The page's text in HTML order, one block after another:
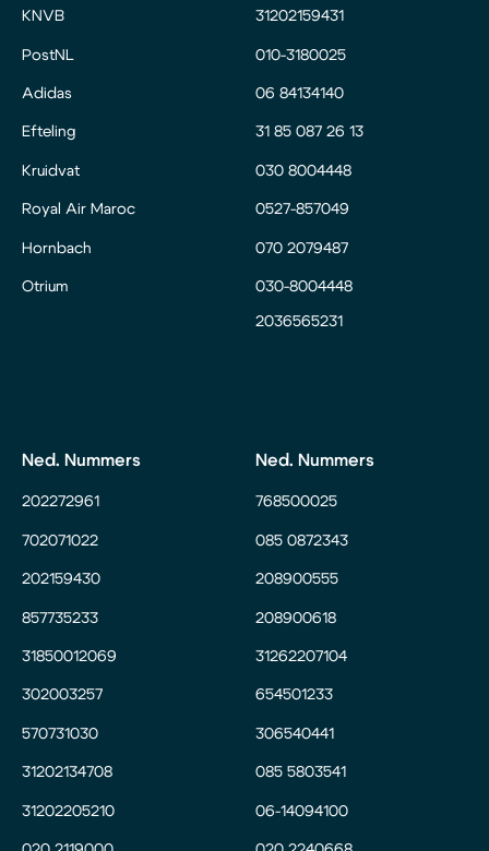
KNVB
PostNL
Adidas
Efteling
Kruidvat
Royal Air Maroc
Hornbach
Otrium
31202159431
010-3180025
06 84134140
31 85 087 26 13
030 8004448
0527-857049
070 2079487
030-8004448
2036565231
Ned. Nummers
202272961
702071022
202159430
857735233
31850012069
302003257
570731030
31202134708
31202205210
Ned. Nummers
768500025
085 0872343
208900555
208900618
31262207104
654501233
306540441
085 5803541
06-14094100